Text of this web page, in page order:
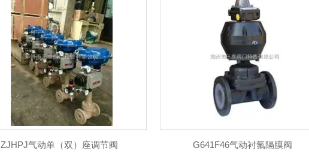
ZJHPJ气动单（双）座调节阀 G641F46气动衬氟隔膜阀